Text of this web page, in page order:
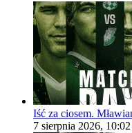
Iść za ciosem.
7 sierpnia 2026, 10:02